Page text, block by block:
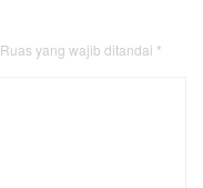
Ruas yang wajib ditandai *